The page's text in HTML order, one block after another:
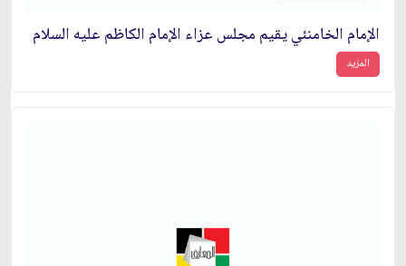
الإمام الخامنئي يقيم مجلس عزاء الإمام الكاظم عليه السلام
المزيد